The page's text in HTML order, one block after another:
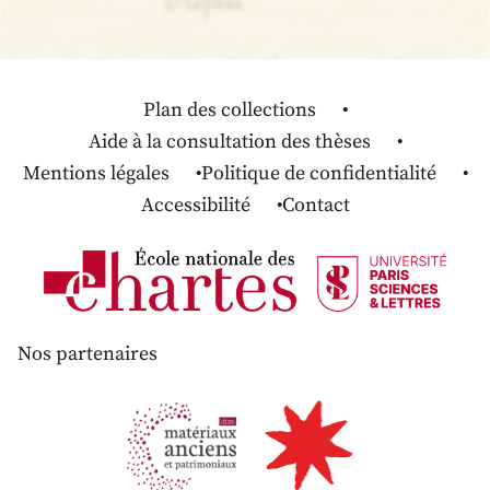
Plan des collections
Aide à la consultation des thèses
Mentions légales
Politique de confidentialité
Accessibilité
Contact
Nos partenaires